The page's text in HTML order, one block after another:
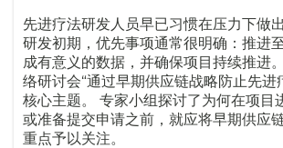
先进疗法研发人员早已习惯在压力下做
研发初期，优先事项通常很明确：推进
成有意义的数据，并确保项目持续推进
络研讨会“通过早期供应链战略防止先进
核心主题。 专家小组探讨了为何在项目
或准备提交申请之前，就应将早期供应
重点予以关注。